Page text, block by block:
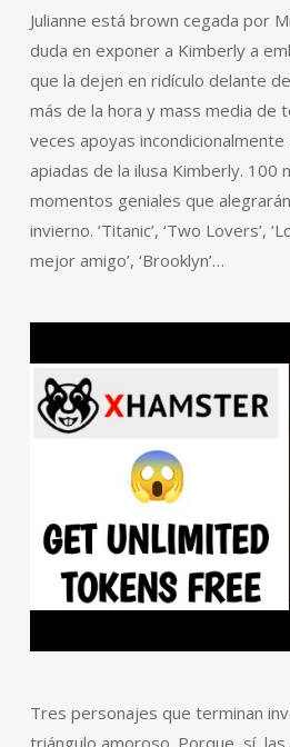
Julianne está brown cegada por
duda en exponer a Kimberly a
que la dejen en ridículo delante
más de la hora y mass media de
veces apoyas incondicionalmente
apiadas de la ilusa Kimberly. 100
momentos geniales que
invierno. ‘Titanic’, ‘Two Lovers’,
mejor amigo’, ‘Brooklyn’…
Tres personajes que terminan
triángulo amoroso. Porque, sí,